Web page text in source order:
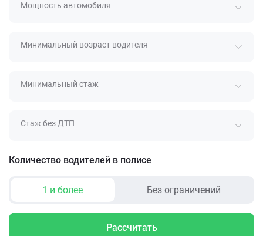
Мощность автомобиля
Минимальный возраст водителя
Минимальный стаж
Стаж без ДТП
Количество водителей в полисе
1 и более Без ограничений
Рассчитать